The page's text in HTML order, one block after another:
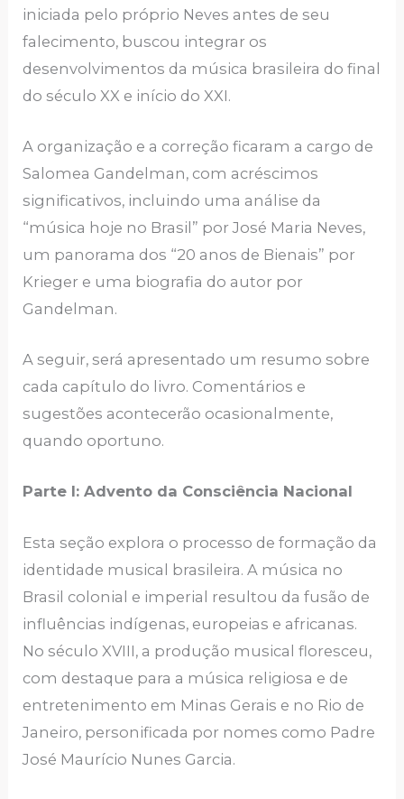
iniciada pelo próprio Neves antes de seu
falecimento, buscou integrar os
desenvolvimentos da música brasileira do final
do século XX e início do XXI.
A organização e a correção ficaram a cargo de
Salomea Gandelman, com acréscimos
significativos, incluindo uma análise da
“música hoje no Brasil” por José Maria Neves,
um panorama dos “20 anos de Bienais” por
Krieger e uma biografia do autor por
Gandelman.
A seguir, será apresentado um resumo sobre
cada capítulo do livro. Comentários e
sugestões acontecerão ocasionalmente,
quando oportuno.
Parte I: Advento da Consciência Nacional
Esta seção explora o processo de formação da
identidade musical brasileira. A música no
Brasil colonial e imperial resultou da fusão de
influências indígenas, europeias e africanas.
No século XVIII, a produção musical floresceu,
com destaque para a música religiosa e de
entretenimento em Minas Gerais e no Rio de
Janeiro, personificada por nomes como Padre
José Maurício Nunes Garcia.